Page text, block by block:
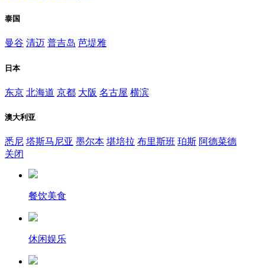
泰国
曼谷 清迈 普吉岛 芭堤雅
日本
东京 北海道 京都 大阪 名古屋 横滨
澳大利亚
悉尼 塔斯马尼亚 墨尔本 堪培拉 布里斯班 珀斯 阿德菜德
关闭
餐饮美食
休闲娱乐